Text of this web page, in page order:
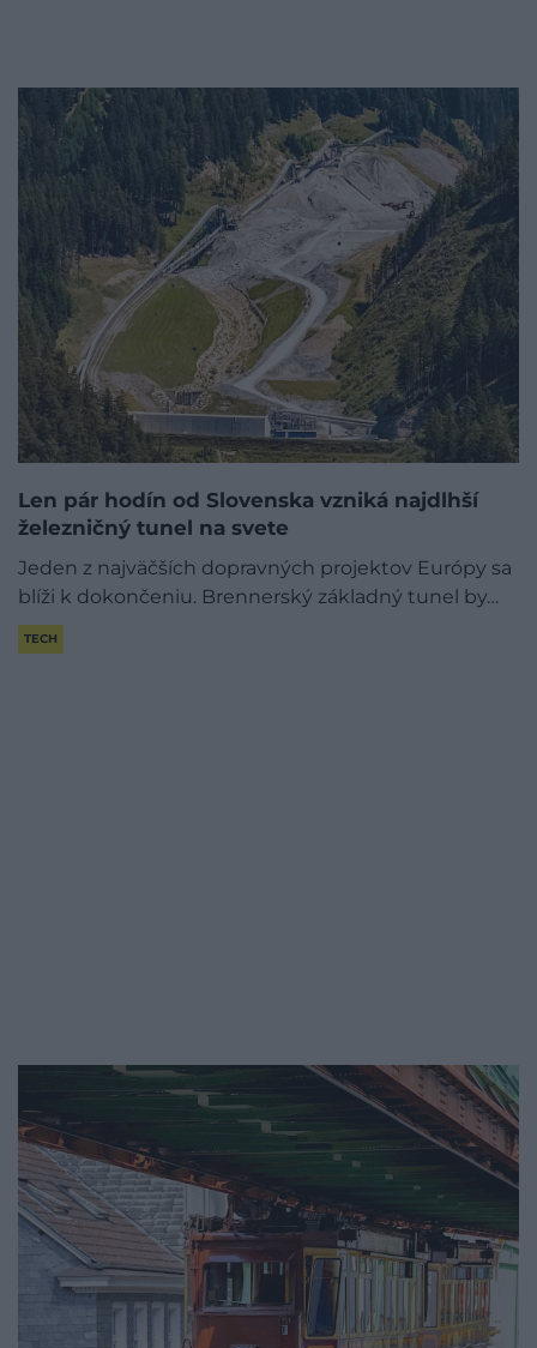
Len pár hodín od Slovenska vzniká najdlhší
železničný tunel na svete
Jeden z najväčších dopravných projektov Európy sa
blíži k dokončeniu. Brennerský základný tunel by…
TECH